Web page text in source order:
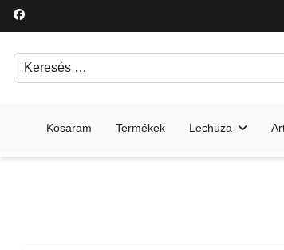
Keresés
Kosaram Termékek Lechuza